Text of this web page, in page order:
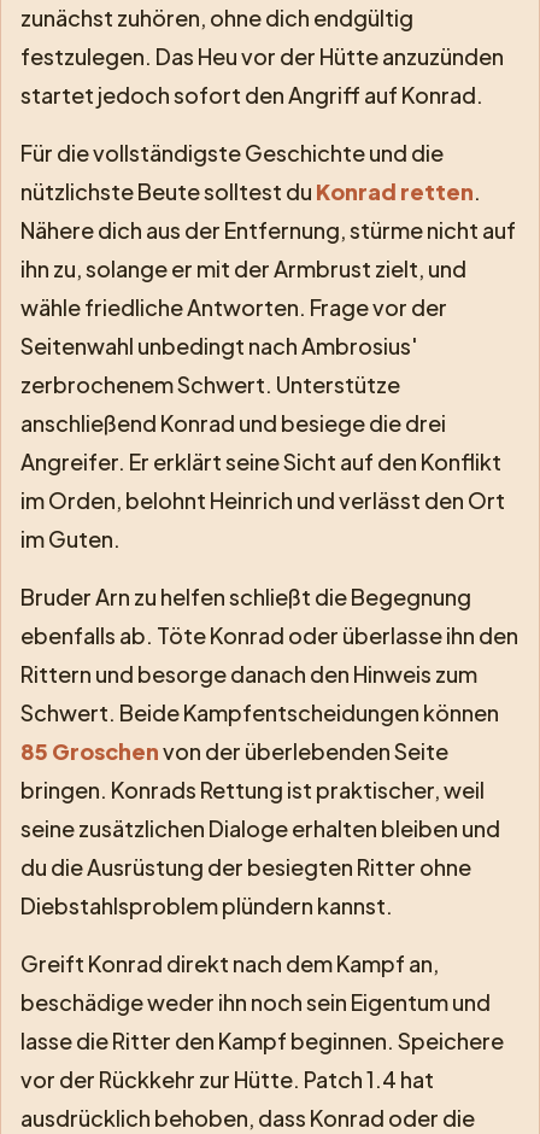
zunächst zuhören, ohne dich endgültig
festzulegen. Das Heu vor der Hütte anzuzünden
startet jedoch sofort den Angriff auf Konrad.
Für die vollständigste Geschichte und die
nützlichste Beute solltest du Konrad retten.
Nähere dich aus der Entfernung, stürme nicht auf
ihn zu, solange er mit der Armbrust zielt, und
wähle friedliche Antworten. Frage vor der
Seitenwahl unbedingt nach Ambrosius'
zerbrochenem Schwert. Unterstütze
anschließend Konrad und besiege die drei
Angreifer. Er erklärt seine Sicht auf den Konflikt
im Orden, belohnt Heinrich und verlässt den Ort
im Guten.
Bruder Arn zu helfen schließt die Begegnung
ebenfalls ab. Töte Konrad oder überlasse ihn den
Rittern und besorge danach den Hinweis zum
Schwert. Beide Kampfentscheidungen können
85 Groschenvon der überlebenden Seite
bringen. Konrads Rettung ist praktischer, weil
seine zusätzlichen Dialoge erhalten bleiben und
du die Ausrüstung der besiegten Ritter ohne
Diebstahlsproblem plündern kannst.
Greift Konrad direkt nach dem Kampf an,
beschädige weder ihn noch sein Eigentum und
lasse die Ritter den Kampf beginnen. Speichere
vor der Rückkehr zur Hütte. Patch 1.4 hat
ausdrücklich behoben, dass Konrad oder die